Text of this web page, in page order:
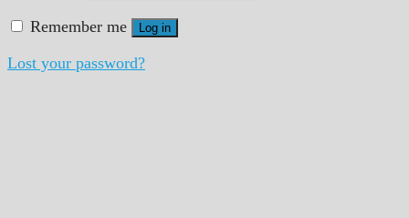
Remember me Log in
Lost your password?